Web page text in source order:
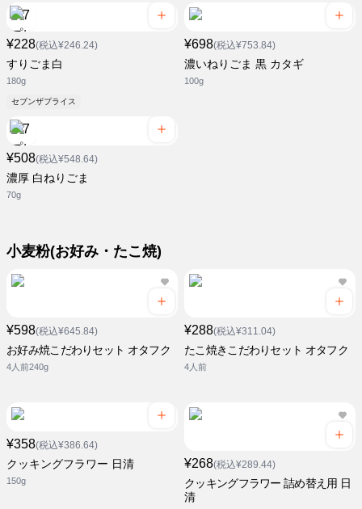
¥228(税込¥246.24)
すりごま白
180g
セブンザプライス
¥698(税込¥753.84)
濃いねりごま 黒 カタギ
100g
¥508(税込¥548.64)
濃厚 白ねりごま
70g
小麦粉(お好み・たこ焼)
¥598(税込¥645.84)
お好み焼こだわりセット オタフク
4人前240g
¥288(税込¥311.04)
たこ焼きこだわりセット オタフク
4人前
¥358(税込¥386.64)
クッキングフラワー 日清
150g
¥268(税込¥289.44)
クッキングフラワー 詰め替え用 日
清